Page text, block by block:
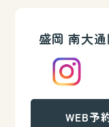
盛岡 南大
WEB予